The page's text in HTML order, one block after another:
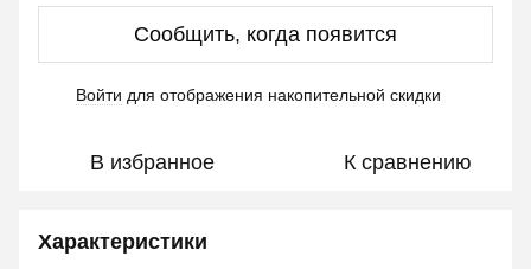
Сообщить, когда появится
Войти для отображения накопительной скидки
В избранное К сравнению
Характеристики